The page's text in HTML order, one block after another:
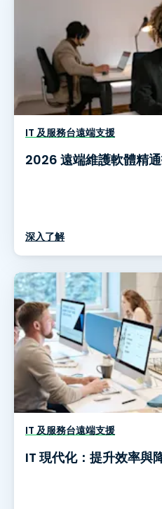
IT 及服務台遠端支援
2026 遠端維護軟體精
深入了解
IT 及服務台遠端支援
IT 現代化：提升效率與